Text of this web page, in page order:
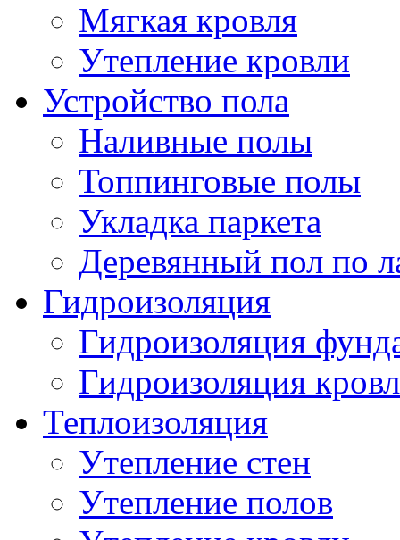
Мягкая кровля
Утепление кровли
Устройство пола
Наливные полы
Топпинговые полы
Укладка паркета
Деревянный пол по
Гидроизоляция
Гидроизоляция
Гидроизоляция
Теплоизоляция
Утепление стен
Утепление полов